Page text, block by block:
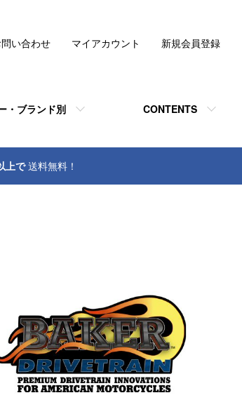
・ブランド別 CONTENTS
い合わせ マイアカウント 新規会員登録
上で送料無料！